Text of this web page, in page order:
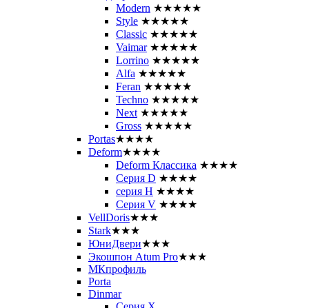
Modern ★★★★★
Style ★★★★★
Classic ★★★★★
Vaimar ★★★★★
Lorrino ★★★★★
Alfa ★★★★★
Feran ★★★★★
Techno ★★★★★
Next ★★★★★
Gross ★★★★★
Portas★★★★
Deform★★★★
Deform Классика ★★★★
Серия D ★★★★
серия H ★★★★
Серия V ★★★★
VellDoris★★★
Stark★★★
ЮниДвери★★★
Экошпон Atum Pro★★★
МКпрофиль
Porta
Dinmar